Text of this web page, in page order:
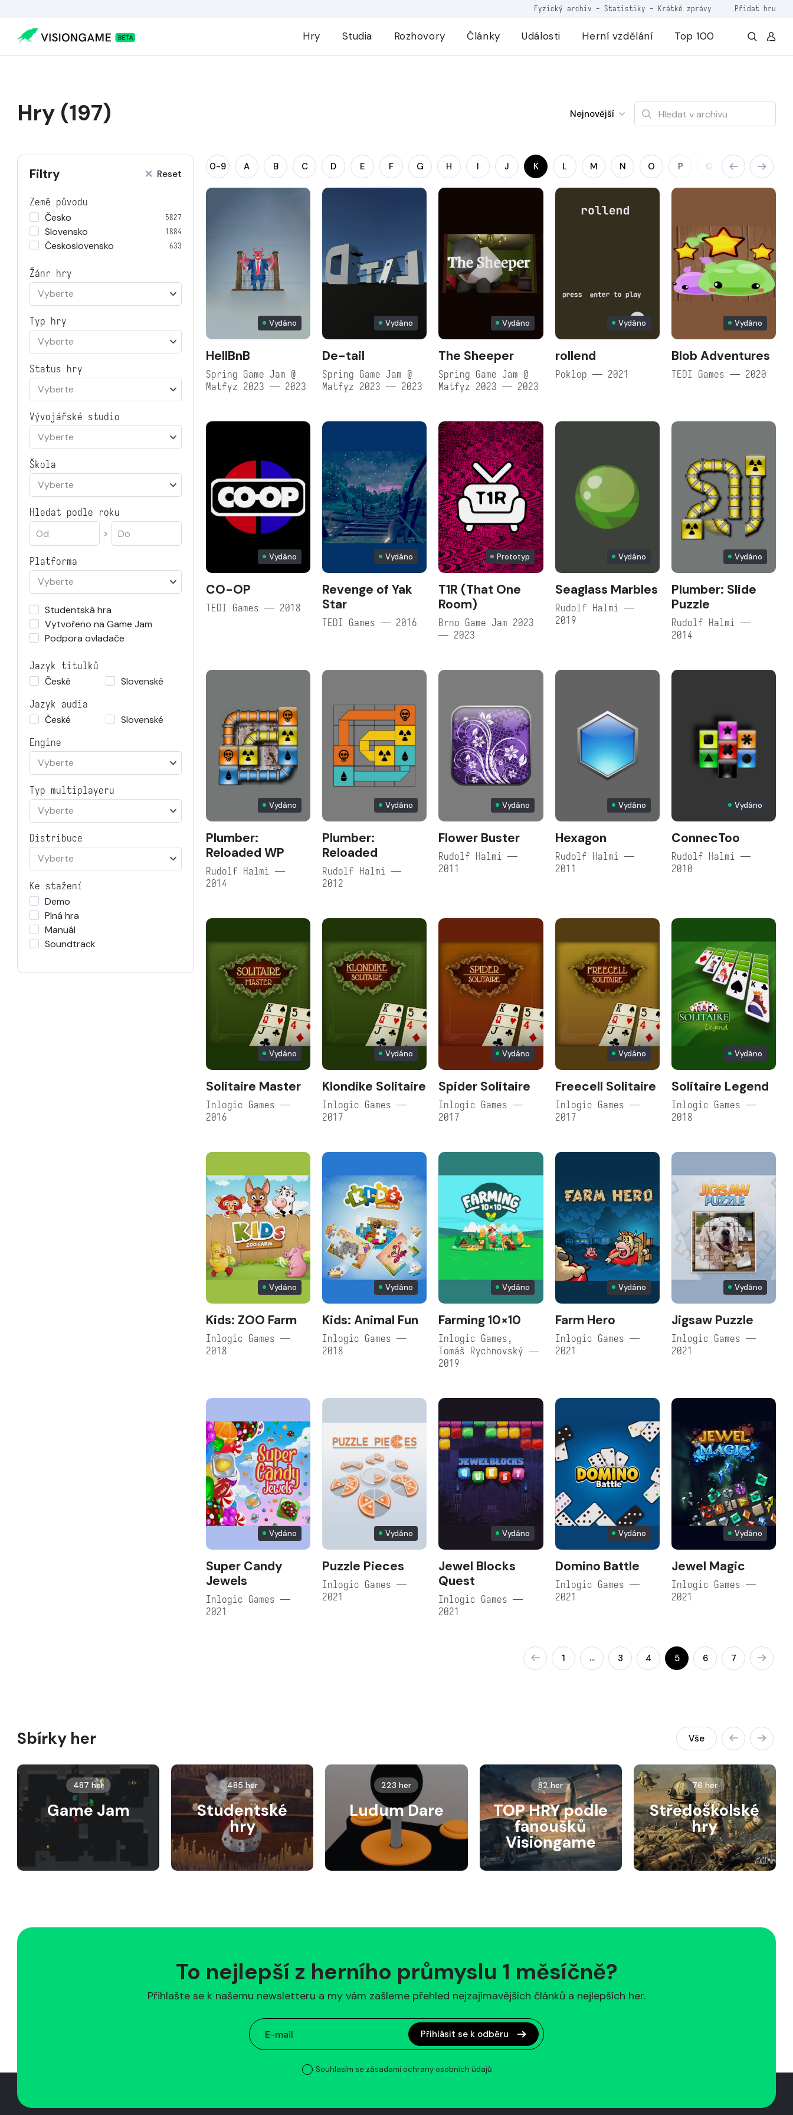
Fyzický archiv - Statistiky - Krátké zprávy Přidat hru
Hry Studia Rozhovory Články Události Herní vzdělání Top 100
Hry (197) Nejnovější
Filtry Reset
Země původu
Česko
5827
Slovensko 1884
Československo 633
Žánr hry
Vyberte
Typ hry
Vyberte
Status hry
Vyberte
Vývojářské studio
Vyberte
Škola
Vyberte
Hledat podle roku
Platforma
Vyberte
Studentská hra
Vytvořeno na Game Jam
Podpora ovladače
Jazyk titulků
České
Slovenské
Jazyk audia
České
Slovenské
Engine
Vyberte
Typ multiplayeru
Vyberte
Distribuce
Vyberte
Ke stažení
Demo
Plná hra
Manuál
Soundtrack
0-9 A B C D E F G H I J K L M N O P Q R S
Vydáno
HellBnB
Spring Game Jam @
Matfyz 2023 — 2023
Vydáno
De-tail
Spring Game Jam @
Matfyz 2023 — 2023
Vydáno
The Sheeper
Spring Game Jam @
Matfyz 2023 — 2023
Vydáno
rollend
Poklop — 2021
Vydáno
Blob Adventures
TEDI Games — 2020
Vydáno
CO-OP
TEDI Games — 2018
Vydáno
Revenge of Yak
Star
TEDI Games — 2016
Prototyp
T1R (That One
Room)
Brno Game Jam 2023
— 2023
Vydáno
Seaglass Marbles
Rudolf Halmi —
2019
Vydáno
Plumber: Slide
Puzzle
Rudolf Halmi —
2014
Vydáno
Plumber:
Reloaded WP
Rudolf Halmi —
2014
Vydáno
Plumber:
Reloaded
Rudolf Halmi —
2012
Vydáno
Flower Buster
Rudolf Halmi —
2011
Vydáno
Hexagon
Rudolf Halmi —
2011
Vydáno
ConnecToo
Rudolf Halmi —
2010
Vydáno
Solitaire Master
Inlogic Games —
2016
Vydáno
Klondike Solitaire
Inlogic Games —
2017
Vydáno
Spider Solitaire
Inlogic Games —
2017
Vydáno
Freecell Solitaire
Inlogic Games —
2017
Vydáno
Solitaire Legend
Inlogic Games —
2018
Vydáno
Kids: ZOO Farm
Inlogic Games —
2018
Vydáno
Kids: Animal Fun
Inlogic Games —
2018
Vydáno
Farming 10×10
Inlogic Games,
Tomáš Rychnovský —
2019
Vydáno
Farm Hero
Inlogic Games —
2021
Vydáno
Jigsaw Puzzle
Inlogic Games —
2021
Vydáno
Super Candy
Jewels
Inlogic Games —
2021
Vydáno
Puzzle Pieces
Inlogic Games —
2021
Vydáno
Jewel Blocks
Quest
Inlogic Games —
2021
Vydáno
Domino Battle
Inlogic Games —
2021
Vydáno
Jewel Magic
Inlogic Games —
2021
1 … 3 4 5 6 7
Sbírky her Vše
487 her
Game Jam
485 her
Studentské
hry
223 her
Ludum Dare
82 her
TOP HRY podle
fanoušků
Visiongame
76 her
Středoškolské
hry
To nejlepší z herního průmyslu 1 měsíčně?
Přihlašte se k našemu newsletteru a my vám zašleme přehled nejzajímavějších článků a nejlepších her.
Přihlásit se k odběru
Souhlasím se zásadami ochrany osobních údajů